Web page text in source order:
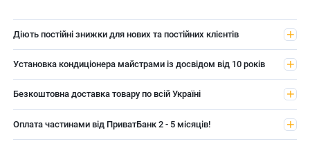
Діють постійні знижки для нових та постійних клієнтів
Установка кондиціонера майстрами із досвідом від 10 років
Безкоштовна доставка товару по всій Україні
Оплата частинами від ПриватБанк 2 - 5 місяців!